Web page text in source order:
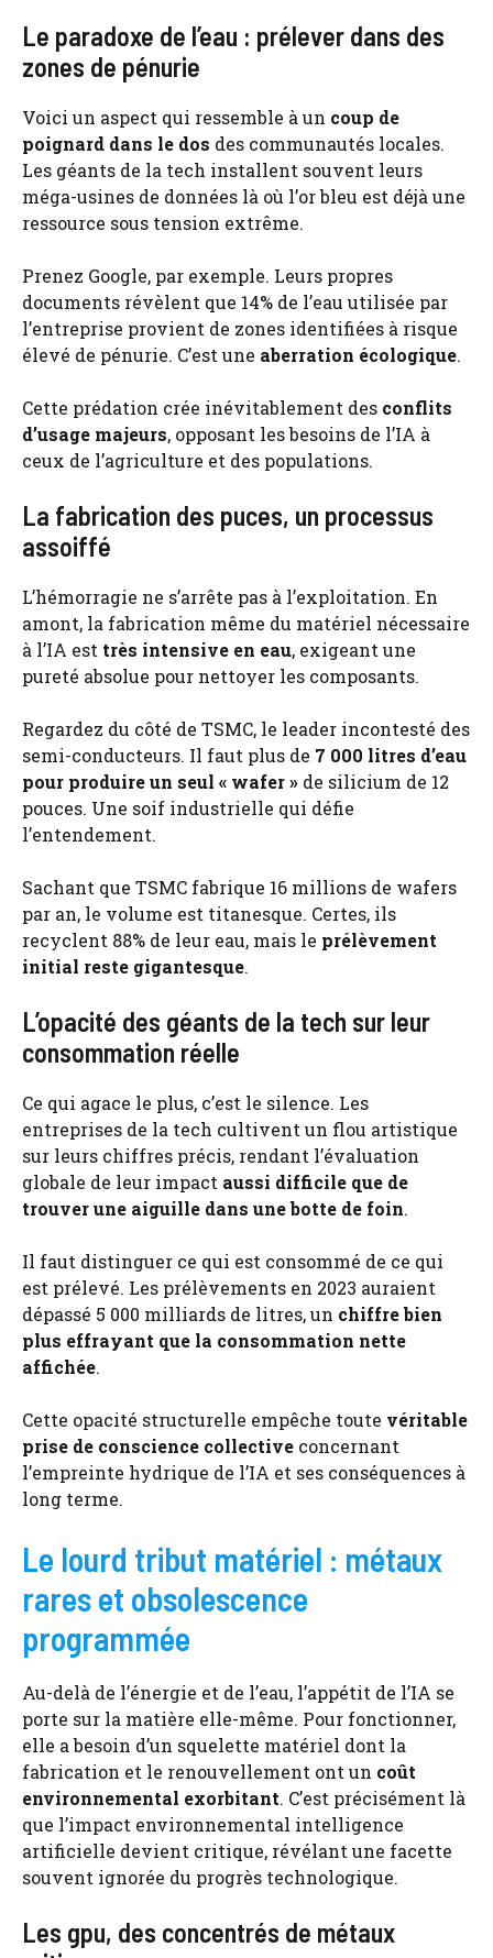
Le paradoxe de l’eau : prélever dans des
zones de pénurie
Voici un aspect qui ressemble à un coup de
poignard dans le dos des communautés locales.
Les géants de la tech installent souvent leurs
méga-usines de données là où l’or bleu est déjà une
ressource sous tension extrême.
Prenez Google, par exemple. Leurs propres
documents révèlent que 14% de l’eau utilisée par
l’entreprise provient de zones identifiées à risque
élevé de pénurie. C’est une aberration écologique.
Cette prédation crée inévitablement des conflits
d’usage majeurs, opposant les besoins de l’IA à
ceux de l’agriculture et des populations.
La fabrication des puces, un processus
assoiffé
L’hémorragie ne s’arrête pas à l’exploitation. En
amont, la fabrication même du matériel nécessaire
à l’IA est très intensive en eau, exigeant une
pureté absolue pour nettoyer les composants.
Regardez du côté de TSMC, le leader incontesté des
semi-conducteurs. Il faut plus de 7 000 litres d’eau
pour produire un seul « wafer » de silicium de 12
pouces. Une soif industrielle qui défie
l’entendement.
Sachant que TSMC fabrique 16 millions de wafers
par an, le volume est titanesque. Certes, ils
recyclent 88% de leur eau, mais le prélèvement
initial reste gigantesque.
L’opacité des géants de la tech sur leur
consommation réelle
Ce qui agace le plus, c’est le silence. Les
entreprises de la tech cultivent un flou artistique
sur leurs chiffres précis, rendant l’évaluation
globale de leur impact aussi difficile que de
trouver une aiguille dans une botte de foin.
Il faut distinguer ce qui est consommé de ce qui
est prélevé. Les prélèvements en 2023 auraient
dépassé 5 000 milliards de litres, un chiffre bien
plus effrayant que la consommation nette
affichée.
Cette opacité structurelle empêche toute véritable
prise de conscience collective concernant
l’empreinte hydrique de l’IA et ses conséquences à
long terme.
Le lourd tribut matériel : métaux
rares et obsolescence
programmée
Au-delà de l’énergie et de l’eau, l’appétit de l’IA se
porte sur la matière elle-même. Pour fonctionner,
elle a besoin d’un squelette matériel dont la
fabrication et le renouvellement ont un coût
environnemental exorbitant. C’est précisément là
que l’impact environnemental intelligence
artificielle devient critique, révélant une facette
souvent ignorée du progrès technologique.
Les gpu, des concentrés de métaux